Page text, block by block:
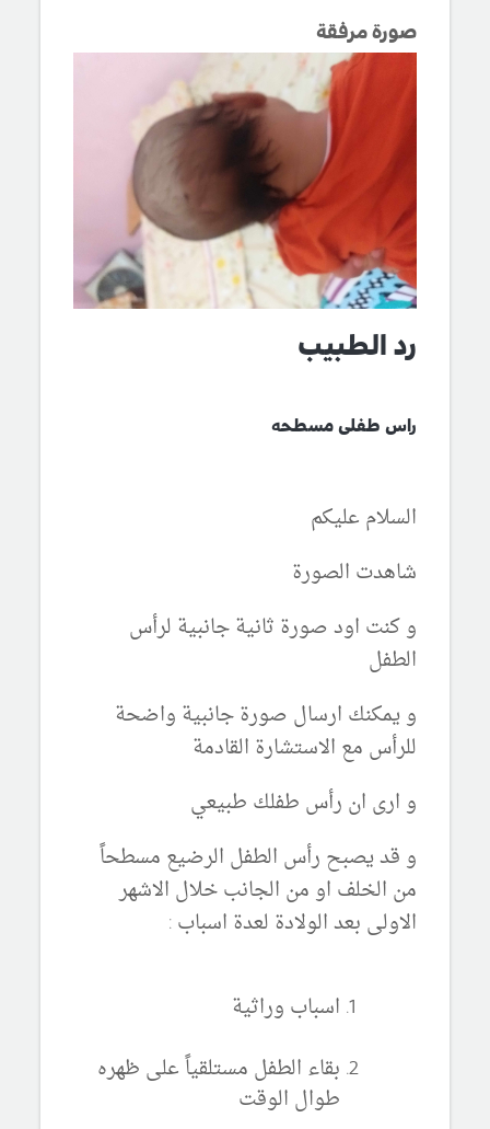
صورة مرفقة
رد الطبيب
راس طفلى مسطحه
السلام عليكم
شاهدت الصورة
و كنت اود صورة ثانية جانبية لرأس
الطفل
و يمكنك ارسال صورة جانبية واضحة
للرأس مع الاستشارة القادمة
و ارى ان رأس طفلك طبيعي
و قد يصبح رأس الطفل الرضيع مسطحاً
من الخلف او من الجانب خلال الاشهر
الاولى بعد الولادة لعدة اسباب :
اسباب وراثية
بقاء الطفل مستلقياً على ظهره
طوال الوقت